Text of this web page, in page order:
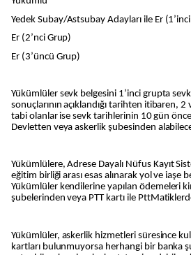
Yedek Subay/Astsubay Adayları ile Er
Er (2’nci Grup) 06
Er (3’üncü Grup) 03
Yükümlüler sevk belgesini 1’inci grupta
sonuçlarının açıklandığı tarihten itibaren,
tabi olanlar ise sevk tarihlerinin 10 gün
Devletten veya askerlik şubesinden
Yükümlülere, Adrese Dayalı Nüfus Kayıt
eğitim birliği arası esas alınarak yol ve iaşe
Yükümlüler kendilerine yapılan ödemeleri
şubelerinden veya PTT kartı ile
Yükümlüler, askerlik hizmetleri süresince
kartları bulunmuyorsa herhangi bir banka